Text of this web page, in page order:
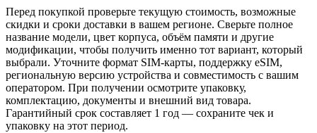
Перед покупкой проверьте текущую стоимость, возможные
скидки и сроки доставки в вашем регионе. Сверьте полное
название модели, цвет корпуса, объём памяти и другие
модификации, чтобы получить именно тот вариант, который
выбрали. Уточните формат SIM-карты, поддержку eSIM,
региональную версию устройства и совместимость с вашим
оператором. При получении осмотрите упаковку,
комплектацию, документы и внешний вид товара.
Гарантийный срок составляет 1 год — сохраните чек и
упаковку на этот период.